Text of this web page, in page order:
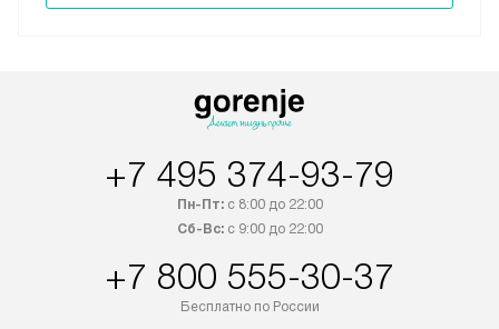
+7 495 374-93-79
Пн-Пт:с 8:00 до 22:00
Сб-Вс:с 9:00 до 22:00
+7 800 555-30-37
Бесплатно по России